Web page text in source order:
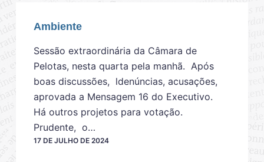
Ambiente
Sessão extraordinária da Câmara de
Pelotas, nesta quarta pela manhã. Após
boas discussões, ldenúncias, acusações,
aprovada a Mensagem 16 do Executivo.
Há outros projetos para votação.
Prudente, o…
17 DE JULHO DE 2024